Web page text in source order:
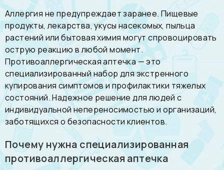
Аллергия не предупреждает заранее. Пищевые
продукты, лекарства, укусы насекомых, пыльца
растений или бытовая химия могут спровоцировать
острую реакцию в любой момент.
Противоаллергическая аптечка — это
специализированный набор для экстренного
купирования симптомов и профилактики тяжелых
состояний. Надежное решение для людей с
индивидуальной непереносимостью и организаций,
заботящихся о безопасности клиентов.
Почему нужна специализированная
противоаллергическая аптечка